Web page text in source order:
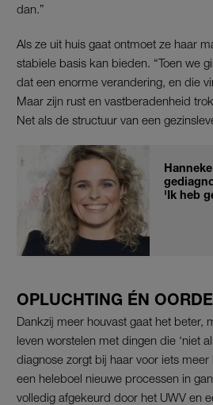
dan.”
Als ze uit huis gaat ontmoet ze haar
stabiele basis kan bieden. “Toen we
dat een enorme verandering, en die
Maar zijn rust en vastberadenheid
Net als de structuur van een
'Ik heb
OPLUCHTING ÉN
Dankzij meer houvast gaat het beter,
leven worstelen met dingen die ‘niet
diagnose zorgt bij haar voor iets
een heleboel nieuwe processen in
volledig afgekeurd door het UWV en